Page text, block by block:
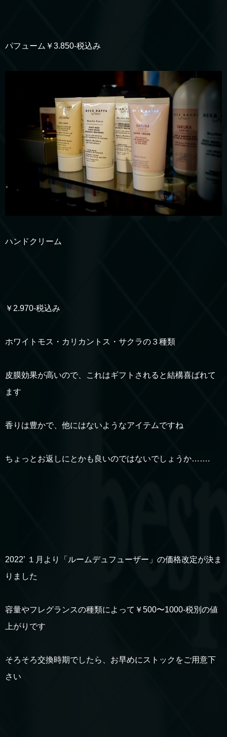
パフューム￥3.850-税込み
ハンドクリーム
￥2.970-税込み
ホワイトモス・カリカントス・サクラの３種類
皮膜効果が高いので、これはギフトされると結構喜ばれて
ます
香りは豊かで、他にはないようなアイテムですね
ちょっとお返しにとかも良いのではないでしょうか…….
2022’ １月より「ルームデュフューザー」の価格改定が決ま
りました
容量やフレグランスの種類によって￥500〜1000-税別の値
上がりです
そろそろ交換時期でしたら、お早めにストックをご用意下
さい